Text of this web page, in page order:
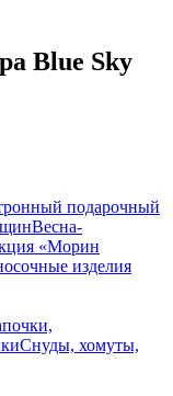
Blue Sky
подарочный
Весна-
«Морин
изделия
Снуды, хомуты,